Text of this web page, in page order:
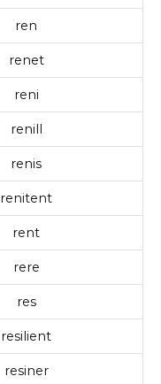
ren
renet
reni
renill
renis
renitent
rent
rere
res
resilient
resiner